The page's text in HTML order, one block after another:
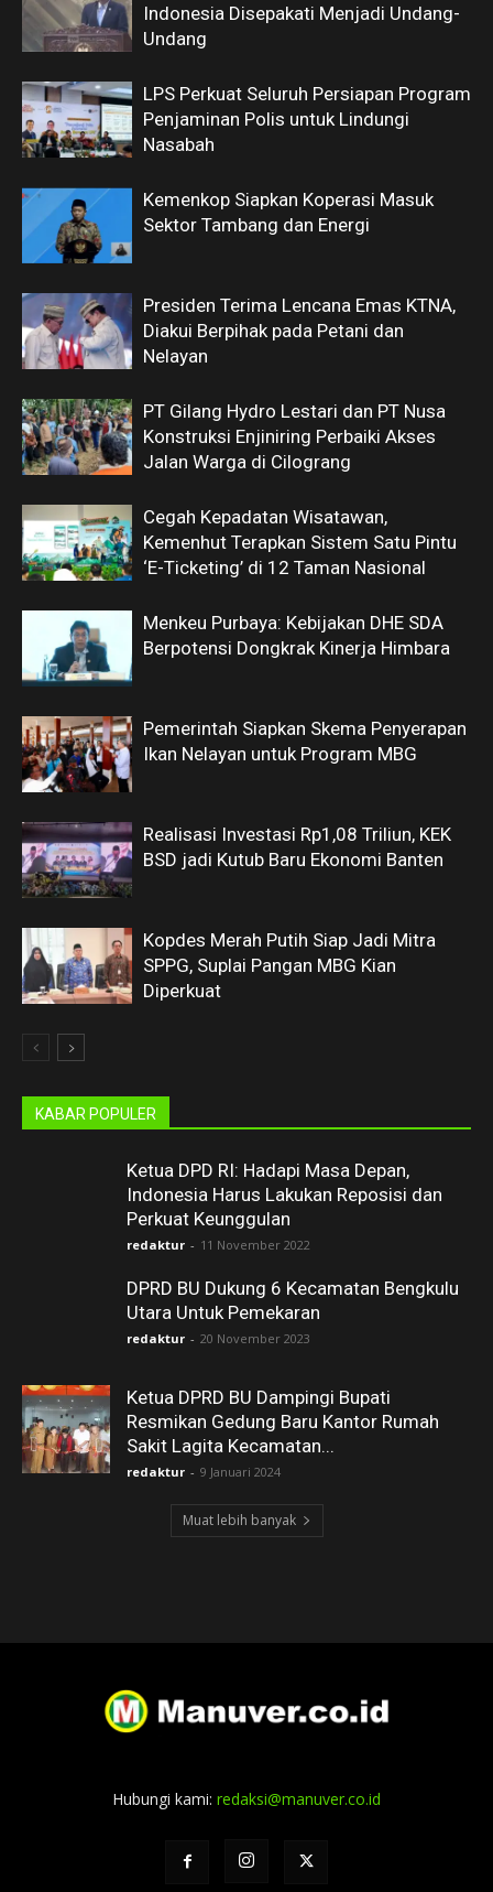
Indonesia Disepakati Menjadi Undang-
Undang
LPS Perkuat Seluruh Persiapan Program
Penjaminan Polis untuk Lindungi
Nasabah
Kemenkop Siapkan Koperasi Masuk
Sektor Tambang dan Energi
Presiden Terima Lencana Emas KTNA,
Diakui Berpihak pada Petani dan
Nelayan
PT Gilang Hydro Lestari dan PT Nusa
Konstruksi Enjiniring Perbaiki Akses
Jalan Warga di Cilograng
Cegah Kepadatan Wisatawan,
Kemenhut Terapkan Sistem Satu Pintu
‘E-Ticketing’ di 12 Taman Nasional
Menkeu Purbaya: Kebijakan DHE SDA
Berpotensi Dongkrak Kinerja Himbara
Pemerintah Siapkan Skema Penyerapan
Ikan Nelayan untuk Program MBG
Realisasi Investasi Rp1,08 Triliun, KEK
BSD jadi Kutub Baru Ekonomi Banten
Kopdes Merah Putih Siap Jadi Mitra
SPPG, Suplai Pangan MBG Kian
Diperkuat
KABAR POPULER
Ketua DPD RI: Hadapi Masa Depan,
Indonesia Harus Lakukan Reposisi dan
Perkuat Keunggulan
redaktur - 11 November 2022
DPRD BU Dukung 6 Kecamatan Bengkulu
Utara Untuk Pemekaran
redaktur - 20 November 2023
Ketua DPRD BU Dampingi Bupati
Resmikan Gedung Baru Kantor Rumah
Sakit Lagita Kecamatan...
redaktur - 9 Januari 2024
Muat lebih banyak
Hubungi kami: redaksi@manuver.co.id